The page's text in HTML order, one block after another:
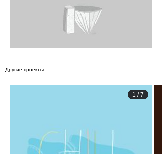
Другие проекты:
1 /7